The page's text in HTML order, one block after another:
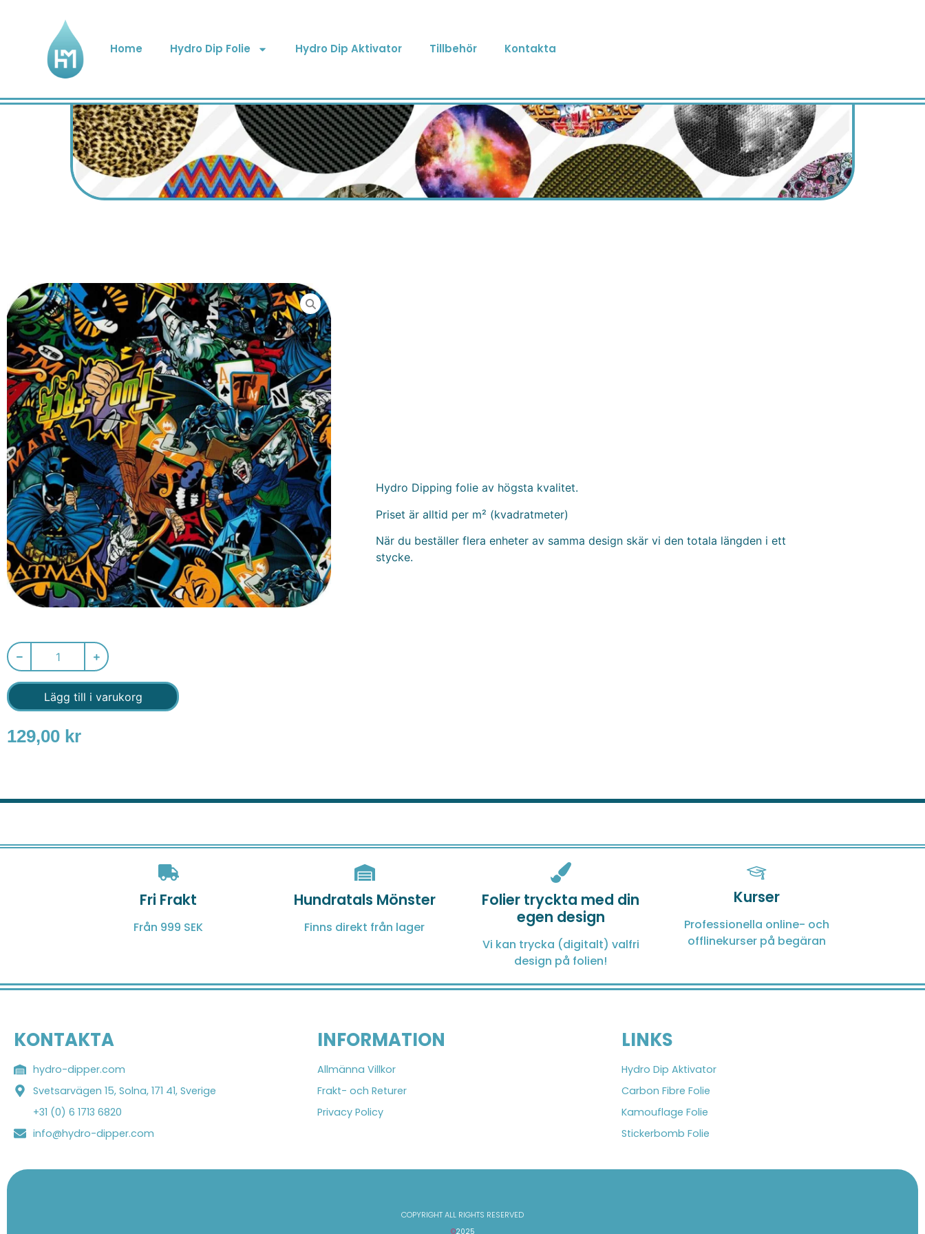
Home Hydro Dip Folie Hydro Dip Aktivator Tillbehör Kontakta
Lägg till i varukorg
129,00 kr
Hydro Dipping folie av högsta kvalitet.
Priset är alltid per m² (kvadratmeter)
När du beställer flera enheter av samma design skär vi den totala längden i ett
stycke.
Fri Frakt
Från 999 SEK
Hundratals Mönster
Finns direkt från lager
Folier tryckta med din
egen design
Vi kan trycka (digitalt) valfri
design på folien!
Kurser
Professionella online- och
offlinekurser på begäran
KONTAKTA
hydro-dipper.com
Svetsarvägen 15, Solna, 171 41, Sverige
+31 (0) 6 1713 6820
info@hydro-dipper.com
INFORMATION
Allmänna Villkor
Frakt- och Returer
Privacy Policy
LINKS
Hydro Dip Aktivator
Carbon Fibre Folie
Kamouflage Folie
Stickerbomb Folie
COPYRIGHT ALL RIGHTS RESERVED
©2025